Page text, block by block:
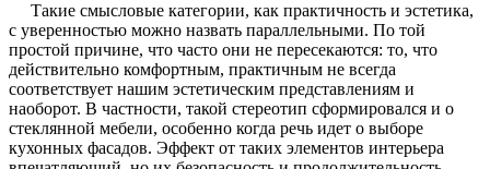
Такие смысловые категории, как практичность и эстетика,
с уверенностью можно назвать параллельными. По той
простой причине, что часто они не пересекаются: то, что
действительно комфортным, практичным не всегда
соответствует нашим эстетическим представлениям и
наоборот. В частности, такой стереотип сформировался и о
стеклянной мебели, особенно когда речь идет о выборе
кухонных фасадов. Эффект от таких элементов интерьера